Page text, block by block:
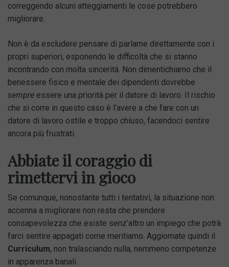
correggendo alcuni atteggiamenti le cose potrebbero
migliorare.
Non è da escludere pensare di parlarne direttamente con i
propri superiori, esponendo le difficoltà che si stanno
incontrando con molta sincerità. Non dimentichiamo che il
benessere fisico e mentale dei dipendenti dovrebbe
sempre essere una priorità per il datore di lavoro. Il rischio
che si corre in questo caso è l’avere a che fare con un
datore di lavoro ostile e troppo chiuso, facendoci sentire
ancora più frustrati.
Abbiate il coraggio di
rimettervi in gioco
Se comunque, nonostante tutti i tentativi, la situazione non
accenna a migliorare non resta che prendere
consapevolezza che esiste senz’altro un impiego che potrà
farci sentire appagati come meritiamo. Aggiornate quindi il
Curriculum, non tralasciando nulla, nemmeno competenze
in apparenza banali.